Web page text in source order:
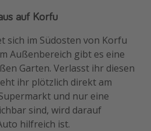
auf Korfu
sich im Südosten von Korfu
Außenbereich gibt es eine
Garten. Verlasst ihr diesen
ihr plötzlich direkt am
und nur eine
sind, wird darauf
hilfreich ist.